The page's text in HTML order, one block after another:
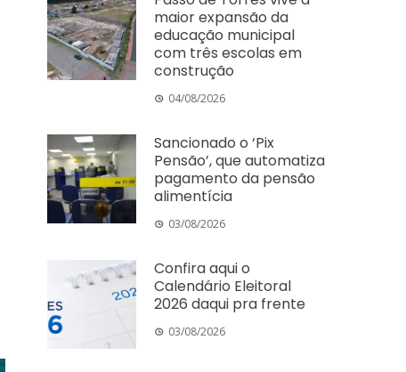
maior expansão da
educação municipal
com três escolas em
construção
04/08/2026
Sancionado o ‘Pix
Pensão’, que automatiza
pagamento da pensão
alimentícia
03/08/2026
Confira aqui o
Calendário Eleitoral
2026 daqui pra frente
03/08/2026